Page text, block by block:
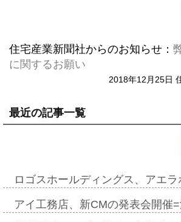
住宅産業新聞社からのお知らせ：
に関するお願い
2018年12月25日
最近の記事一覧
ロゴスホールディングス、アエ
アイ工務店、新CMの発表会開